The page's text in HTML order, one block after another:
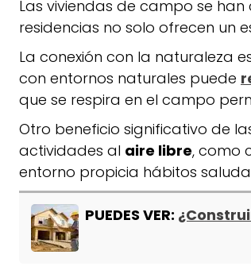
Las viviendas de campo se
residencias no solo ofrecen un
La conexión con la naturaleza
con entornos naturales puede
que se respira en el campo
Otro beneficio significativo de
actividades al aire libre, como
entorno propicia hábitos
PUEDES VER: